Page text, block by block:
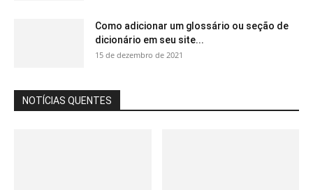
Como adicionar um glossário ou seção de
dicionário em seu site...
15 de dezembro de 2021
NOTÍCIAS QUENTES